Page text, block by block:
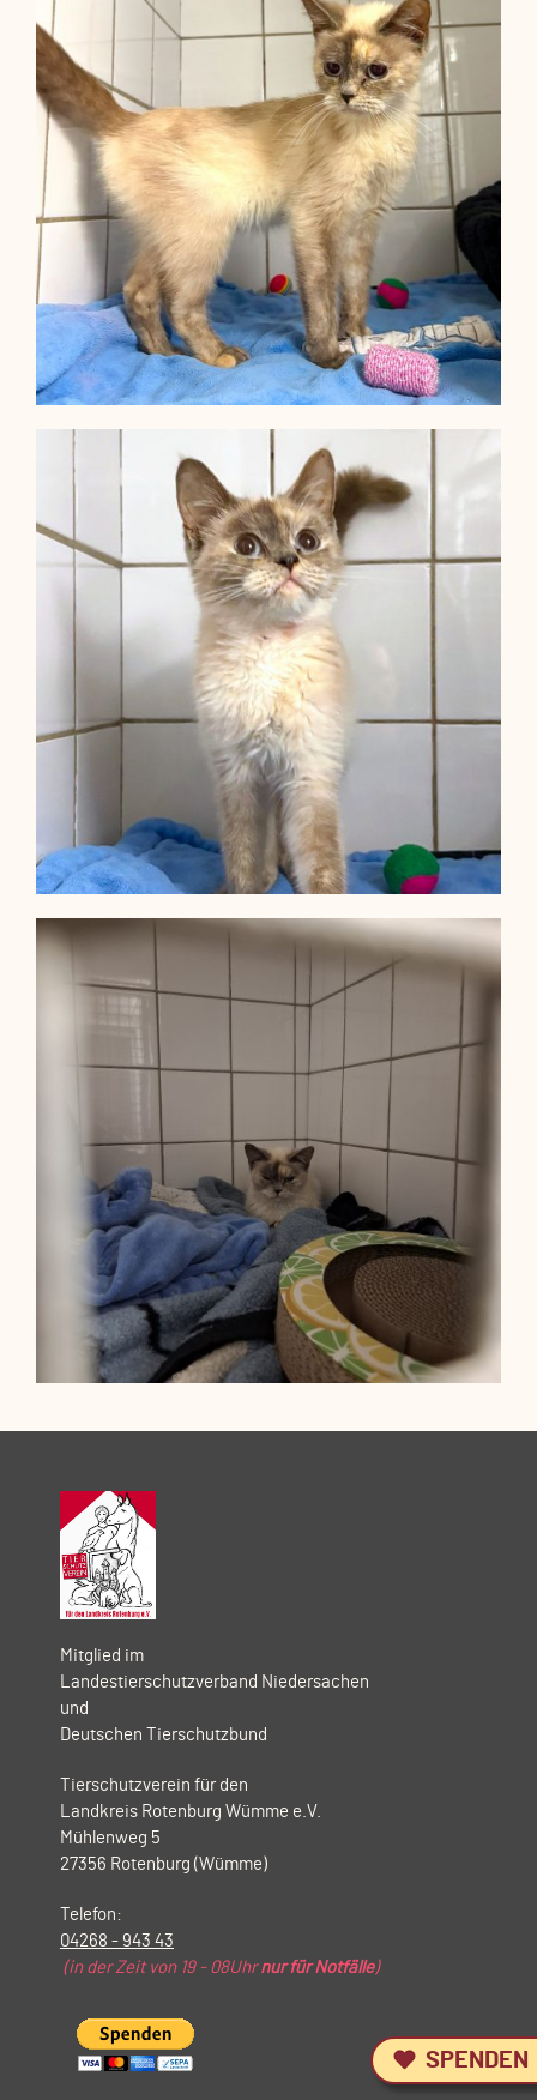
SPENDEN
Mitglied im
Landestierschutzverband Niedersachen
und
Deutschen Tierschutzbund
Tierschutzverein für den
Landkreis Rotenburg Wümme e.V.
Mühlenweg 5
27356 Rotenburg (Wümme)
Telefon:
04268 - 943 43
(in der Zeit von 19 - 08Uhrnur für Notfälle)